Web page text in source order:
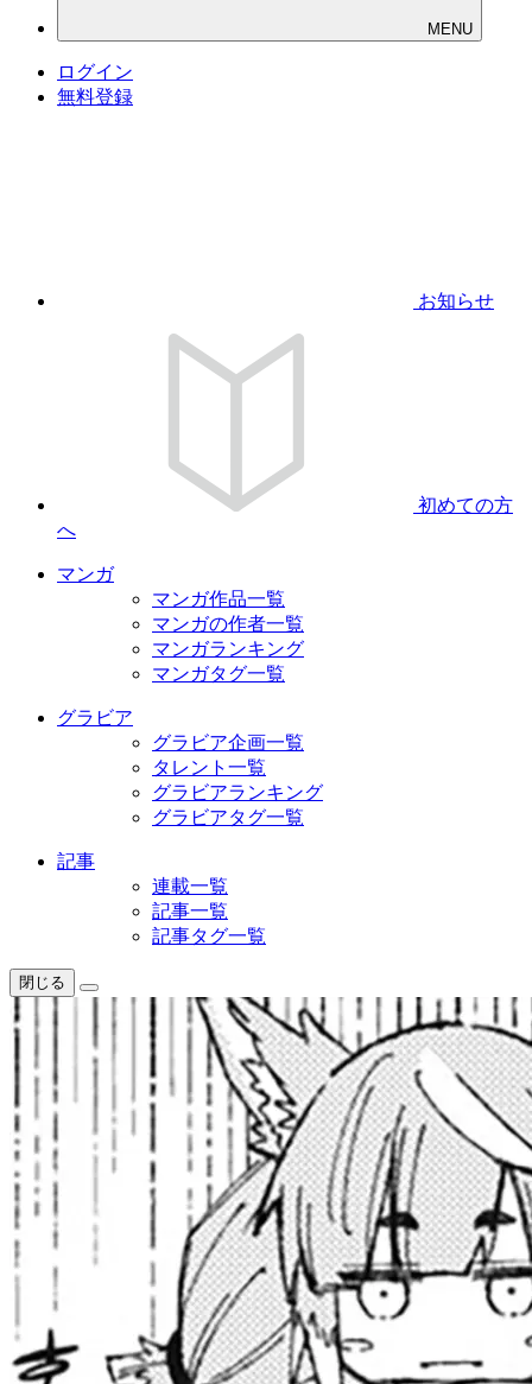
MENU
ログイン
無料登録
お知らせ
初めての方
へ
マンガ
マンガ作品一覧
マンガの作者一覧
マンガランキング
マンガタグ一覧
グラビア
グラビア企画一覧
タレント一覧
グラビアランキング
グラビアタグ一覧
記事
連載一覧
記事一覧
記事タグ一覧
閉じる